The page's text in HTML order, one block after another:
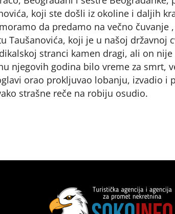
koji ste došli iz okoline i daljih
da predamo na večno čuvanje
Taušanovića, koji je u našoj državnoj
stranci kamen dragi, ali on
njegovih godina bilo vreme za smrt,
orao prokljuvao lobanju, izvadio i
strašne reče na robiju osudio.